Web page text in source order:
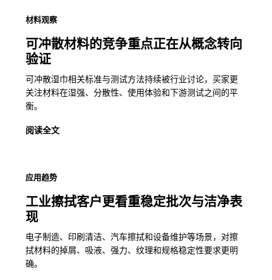
材料观察
可冲散材料的竞争重点正在从概念转向
验证
可冲散湿巾相关标准与测试方法持续被行业讨论，买家更
关注材料在湿强、分散性、使用体验和下游测试之间的平
衡。
阅读全文
应用趋势
工业擦拭客户更看重稳定批次与洁净表
现
电子制造、印刷清洁、汽车擦拭和设备维护等场景，对擦
拭材料的掉屑、吸液、强力、纹理和规格稳定性要求更明
确。